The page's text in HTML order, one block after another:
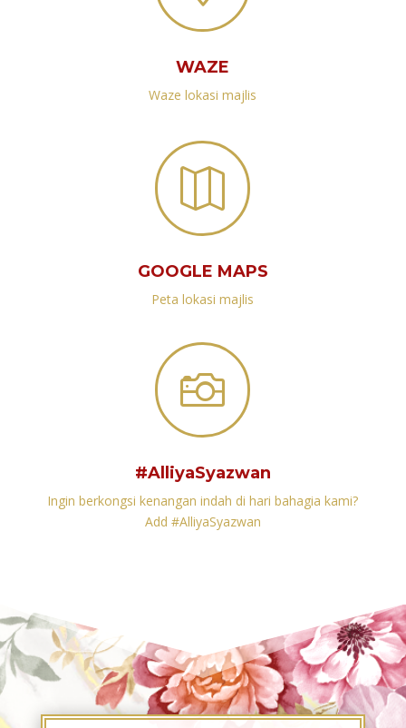
WAZE
Waze lokasi majlis

GOOGLE MAPS
Peta lokasi majlis

#AlliyaSyazwan
Ingin berkongsi kenangan indah di hari bahagia kami?
Add #AlliyaSyazwan